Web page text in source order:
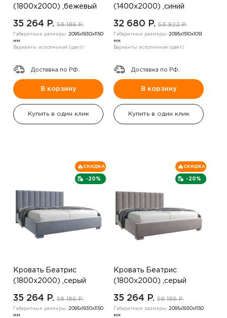
(1800х2000) ,бежевый
35 264 P. 58 186 P.
Габаритные размеры: 2095х1930х1150
мм
Варианты исполнения (цвет):
Доставка по РФ.
В корзину
Купить в один клик
(1400х2000) ,синий
32 680 P. 53 922 P.
Габаритные размеры: 2095х1510х1051
мм
Варианты исполнения (цвет):
Доставка по РФ.
В корзину
Купить в один клик
-20%
СКИДКА
Кровать Беатрис
(1800х2000) ,серый
35 264 P. 58 186 P.
Габаритные размеры: 2095х1930х1150
мм
-20%
СКИДКА
Кровать Беатрис
(1800х2000) ,серый
35 264 P. 58 186 P.
Габаритные размеры: 2095х1930х1150
мм